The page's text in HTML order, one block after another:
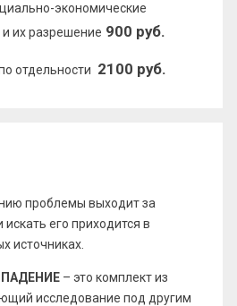
экономические
их разрешение 900 руб.
отдельности 2100 руб.
проблемы выходит за
его приходится в
источниках.
– это комплект из
исследование под другим